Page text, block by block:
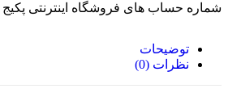
شماره حساب های فروشگاه اینترنتی پکیج
توضیحات
نظرات (0)